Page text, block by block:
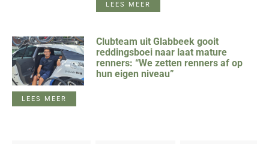
LEES MEER
Clubteam uit Glabbeek gooit
reddingsboei naar laat mature
renners: “We zetten renners af op
hun eigen niveau”
LEES MEER